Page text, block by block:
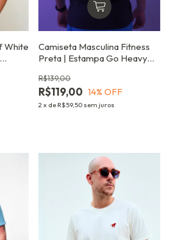
White
Camiseta Masculina Fitness
Preta | Estampa Go Heavy
R$119,00
R$139,00
14% OFF
2 x de R$59,50 sem juros